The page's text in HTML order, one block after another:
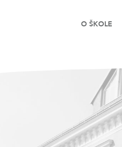
O ŠKOLE